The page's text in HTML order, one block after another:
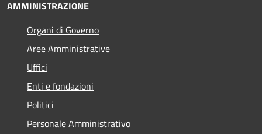
AMMINISTRAZIONE
Organi di Governo
Aree Amministrative
Uffici
Enti e fondazioni
Politici
Personale Amministrativo